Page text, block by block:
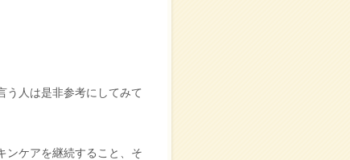
う人は是非参考にしてみて
ンケアを継続すること、そ